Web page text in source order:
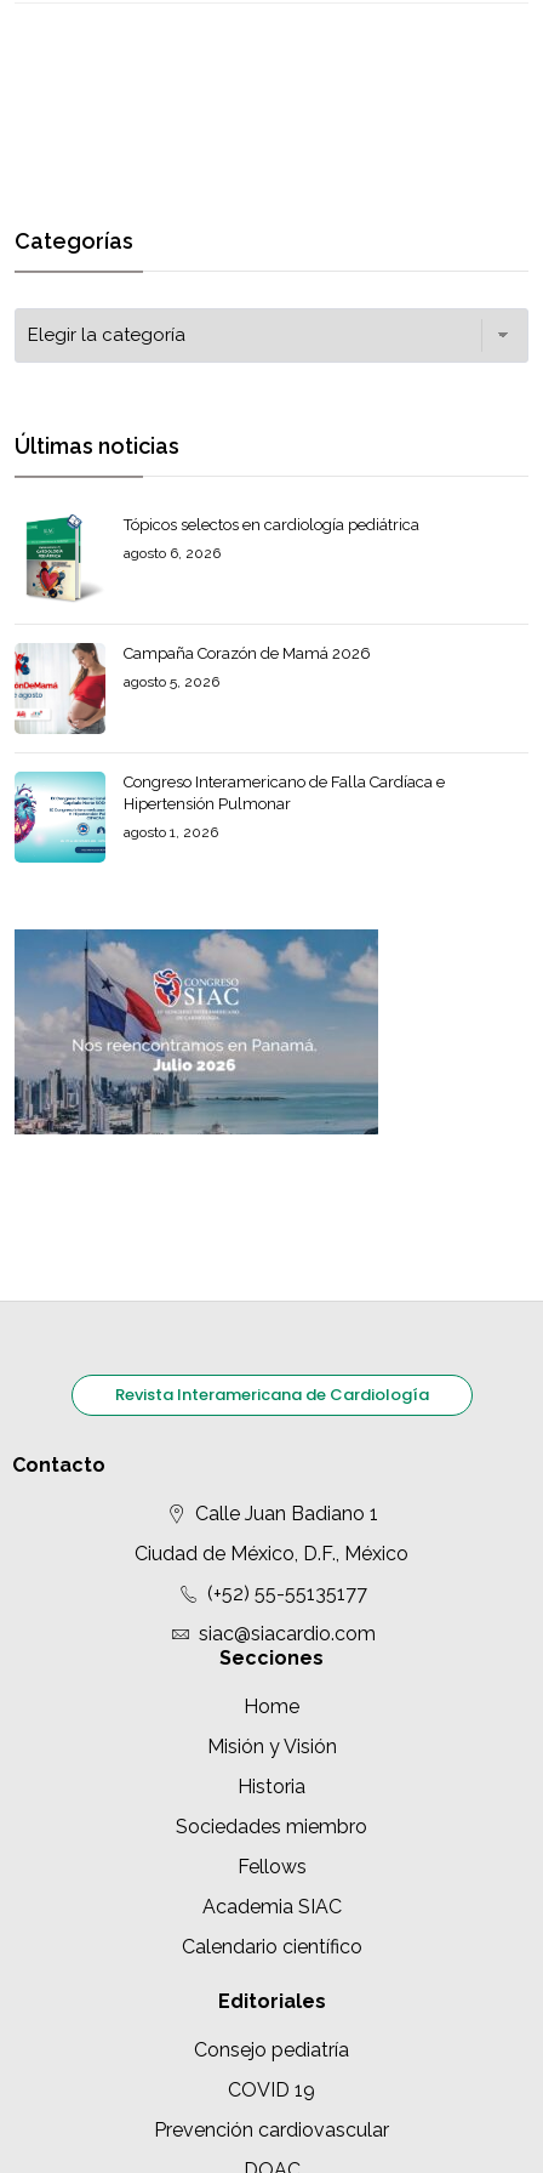
Categorías
Últimas noticias
Tópicos selectos en cardiología pediátrica
agosto 6, 2026
Campaña Corazón de Mamá 2026
agosto 5, 2026
Congreso Interamericano de Falla Cardíaca e
Hipertensión Pulmonar
agosto 1, 2026
Revista Interamericana de Cardiología
Contacto
Calle Juan Badiano 1
Ciudad de México, D.F., México
(+52) 55-55135177
siac@siacardio.com
Secciones
Home
Misión y Visión
Historia
Sociedades miembro
Fellows
Academia SIAC
Calendario científico
Editoriales
Consejo pediatría
COVID 19
Prevención cardiovascular